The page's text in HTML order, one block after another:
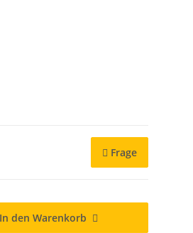
Frage
In den Warenkorb